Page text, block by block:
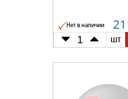
Нет в наличии
шт